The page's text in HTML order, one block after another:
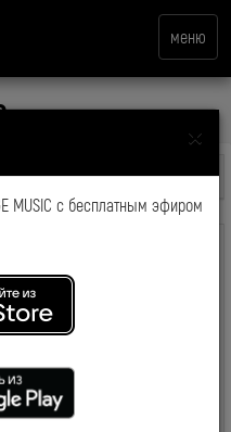
меню
×
MUSIC с бесплатным эфиром